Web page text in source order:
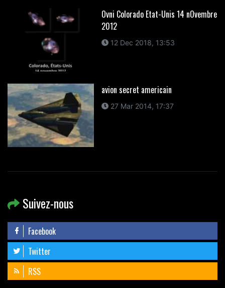
Ovni Colorado Etat-Unis 14 nOvembre
2012
12 Dec 2018, 13:53
avion secret americain
27 Mar 2014, 17:37
Suivez-nous
Facebook
Twitter
RSS